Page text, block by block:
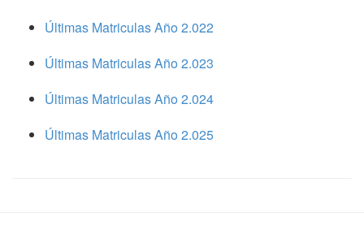
Últimas Matriculas Año 2.022
Últimas Matriculas Año 2.023
Últimas Matriculas Año 2.024
Últimas Matriculas Año 2.025